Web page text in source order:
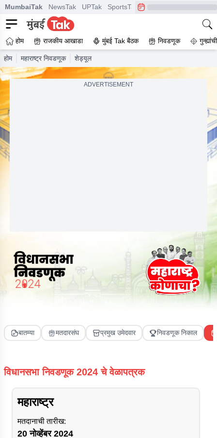
MumbaiTak NewsTak UPTak SportsTak CrimeTak
होम राजकीय आखाडा मुंबई Tak बैठक निवडणूक
होम महाराष्ट्र निवडणूक शेड्यूल
ADVERTISEMENT
बातम्या मतदारसंघ प्रमुख उमेदवार निवडणूक निकाल
विधानसभा निवडणूक 2024 चे वेळापत्रक
महाराष्ट्र
मतदानाची तारीख:
20 नोव्हेंबर 2024